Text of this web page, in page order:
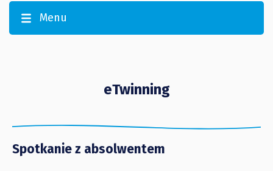
Menu
eTwinning
Spotkanie z absolwentem